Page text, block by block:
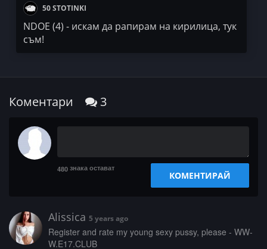
50 STOTINKI
NDOE (4) - искам да рапирам на кирилица, тук
съм!
Коментари 3
480 знака остават
КОМЕНТИРАЙ
Alissica 5 years ago
­­R­­­e­g­­i­s­­t­­­e­­r­ ­­a­­­n­d­­­ ­­­r­a­­­t­e­­­ ­­­m­y­ ­­­y­­­o­­u­­­n­­­g­­­ ­­­s­e­­­x­y­­ ­p­­­u­­s­­­s­­y­­­,­­­ ­­p­­l­e­a­­­s­­e­­ ­-­­­ ­W­­­W­­­
W­­­.­E­­­1­­7­­­.­­­C­­L­­U­­B